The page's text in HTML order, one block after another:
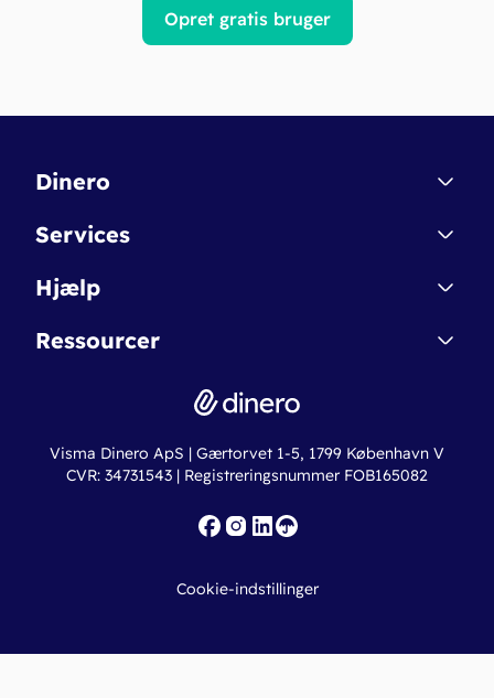
Opret gratis bruger
Dinero
Kontakt
Betingelser & Sikkerhed
Nye funktioner
Services
Dinero Starter
Dinero Pro
Erhvervslån
Fakturaskabeloner
Hjælp
Regnskabsordbogen
Online regnskabskurser
Ressourcer
Ny virksomhed
Iværksætterlegat
Visma Dinero ApS | Gærtorvet 1-5, 1799 København V
CVR: 34731543 | Registreringsnummer FOB165082
Cookie-indstillinger